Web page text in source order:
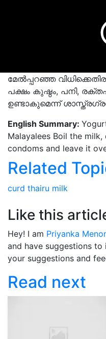
മേൽപ്പറഞ്ഞ
പക്ഷം കുഷ്ഠം, പനി,
ഉണ്ടാകുമെന്ന്
English Summary:
Malayalees Boil the
condoms and leave it
Related
curd thairu milk
Like this
Hey! I am Priyanka
and have suggestions
your suggestions and
Read next